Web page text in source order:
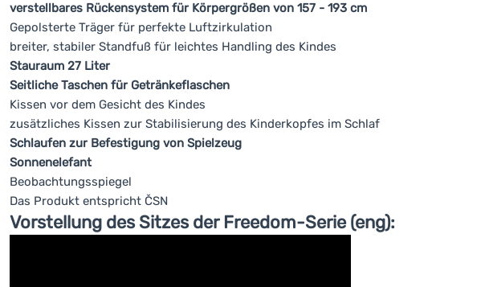
verstellbares Rückensystem für Körpergrößen von 157 - 193 cm
Gepolsterte Träger für perfekte Luftzirkulation
breiter, stabiler Standfuß für leichtes Handling des Kindes
Stauraum 27 Liter
Seitliche Taschen für Getränkeflaschen
Kissen vor dem Gesicht des Kindes
zusätzliches Kissen zur Stabilisierung des Kinderkopfes im Schlaf
Schlaufen zur Befestigung von Spielzeug
Sonnenelefant
Beobachtungsspiegel
Das Produkt entspricht ČSN
Vorstellung des Sitzes der Freedom-Serie (eng):